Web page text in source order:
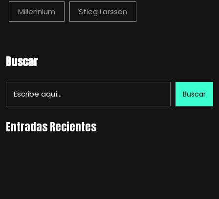
Millennium Stieg Larsson
Buscar
Buscar
Entradas Recientes